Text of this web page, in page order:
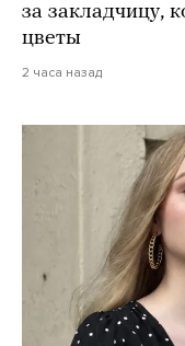
за закладчицу,
цветы
2 часа назад